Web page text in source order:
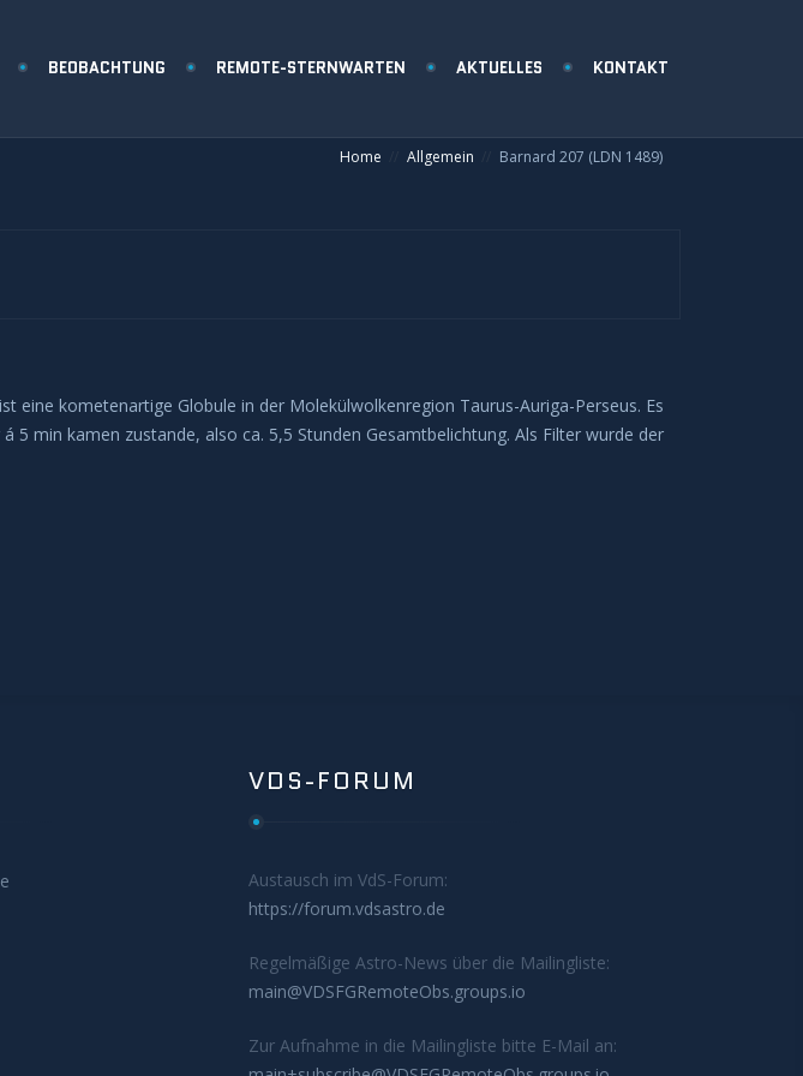
BEOBACHTUNG REMOTE-STERNWARTEN AKTUELLES KONTAKT
Home Allgemein Barnard 207 (LDN 1489)
eine kometenartige Globule in der Molekülwolkenregion Taurus-Auriga-Perseus. Es
5 min kamen zustande, also ca. 5,5 Stunden Gesamtbelichtung. Als Filter wurde der
VDS-FORUM
Austausch im VdS-Forum:
https://forum.vdsastro.de
Regelmäßige Astro-News über die Mailingliste:
main@VDSFGRemoteObs.groups.io
Zur Aufnahme in die Mailingliste bitte E-Mail an: